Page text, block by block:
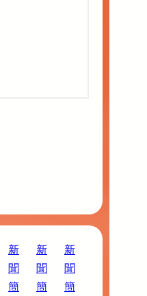
新
聞
簡
新
聞
簡
新
聞
簡